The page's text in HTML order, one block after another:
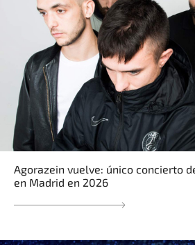
Agorazein vuelve: único concierto
en Madrid en 2026